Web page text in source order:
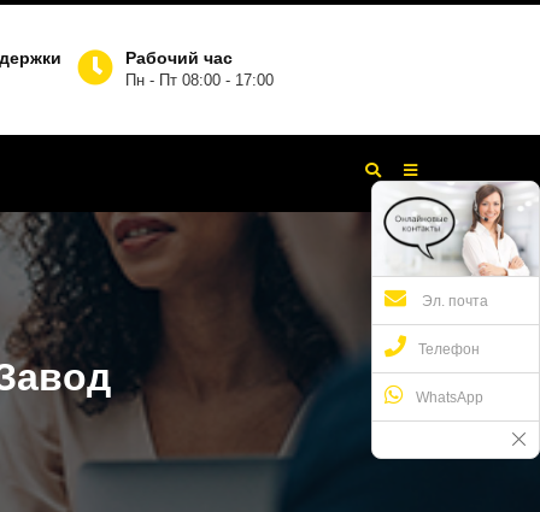
Рабочий час
Пн - Пт 08:00 - 17:00
Эл. почта
Телефон
WhatsApp